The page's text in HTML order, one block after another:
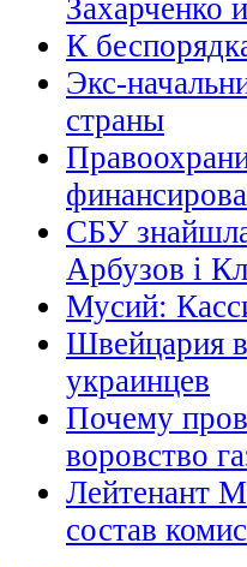
Захарченко
К
Экс-
страны
СБУ
Арбузов і
Мусий:
Швейцария
украинцев
Почему
воровство
Лейтенант
состав